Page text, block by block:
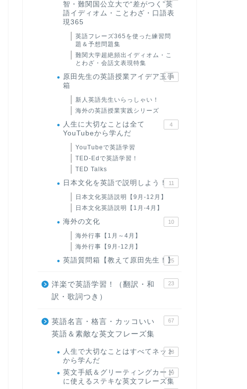
智・難関国公立大で“差がつく”英
語イディオム・ことわざ・口語表
現365
英語フレーズ365を使った練習問
題＆予想問題集
難関大学超絶頻出イディオム・こ
とわざ・会話文表現特集
原田先生の英語授業アイデア玉手
箱
24
新人英語先生いらっしゃい！
海外の英語授業実践シリーズ
人生に大切なことは全て
YouTubeから学んだ
4
YouTubeで英語学習
TED-Edで英語学習！
TED Talks
日本文化を英語で説明しよう！ 11
日本文化英語説明【9月-12月】
日本文化英語説明【1月-4月】
海外の文化 10
海外行事【1月～4月】
海外行事【9月-12月】
英語質問箱【教えて原田先生！】
25
洋楽で英語学習！（翻訳・和
訳・歌詞つき）
23
英語名言・格言・カッコいい
英語＆素敵な英文フレーズ集
67
人生で大切なことはすべてネット
から学んだ
23
英文手紙＆グリーティングカード
に使えるステキな英文フレーズ集
19